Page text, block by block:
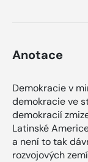
Anotace
Demokracie v
demokracie ve
demokracií
Latinské
a není to tak
rozvojových